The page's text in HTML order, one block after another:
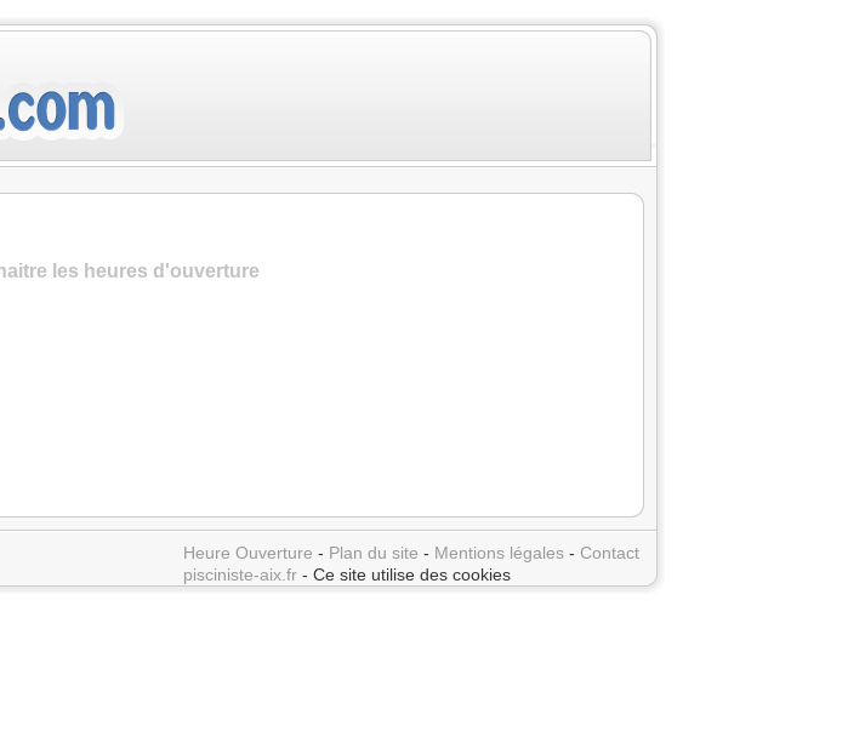
les heures d'ouverture
Heure Ouverture - Plan du site - Mentions légales - Contact
pisciniste-aix.fr - Ce site utilise des cookies